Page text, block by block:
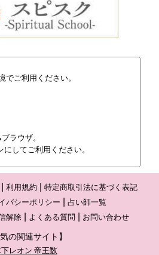
でご利用ください。
ラウザ。
してご利用ください。
利用規約
特定商取引法に基づく表記
バシーポリシー
占い師一覧
解除 よくある質問 お問い合わせ
気の関連サイト】
下レオン 帝王数